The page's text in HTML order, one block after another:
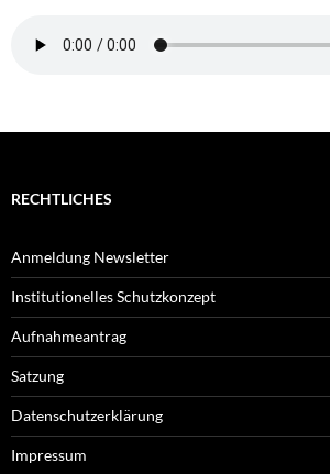
RECHTLICHES
Anmeldung Newsletter
Institutionelles Schutzkonzept
Aufnahmeantrag
Satzung
Datenschutzerklärung
Impressum